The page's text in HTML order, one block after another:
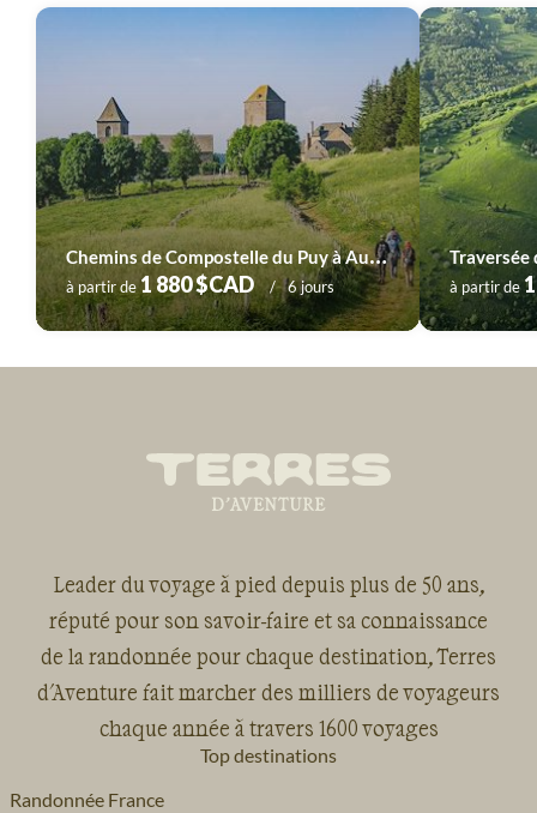
Voyage
Pyrénées
Voyage
Sud-Ouest Voyage
Vallée de la Loire
C
hemins de Compostelle du Puy à Aumont-Aubrac (1)
à partir de1 880 $CAD 6 jours
Traversée
à partir de
Leader du voyage à pied depuis plus de 50 ans,
réputé pour son savoir-faire et sa connaissance
de la randonnée pour chaque destination, Terres
d'Aventure fait marcher des milliers de voyageurs
chaque année à travers 1600 voyages
Top destinations
Randonnée France